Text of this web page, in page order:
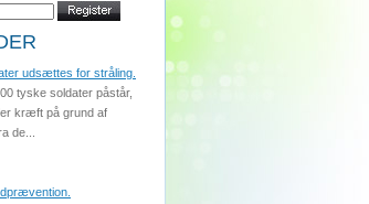
udsættes for stråling.
tyske soldater påstår,
kræft på grund af
de...